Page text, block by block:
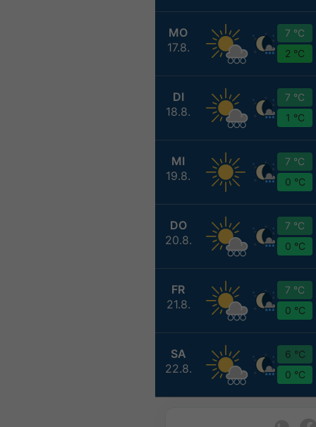
MO
17.8.
7 °C
2 °C
DI
18.8.
7 °C
1 °C
MI
19.8.
7 °C
0 °C
DO
20.8.
7 °C
0 °C
FR
21.8.
7 °C
0 °C
SA
22.8.
6 °C
0 °C